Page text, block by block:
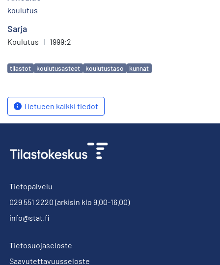
koulutus
Sarja
Koulutus | 1999:2
Avainsanat
tilastot koulutusasteet koulutustaso kunnat
Tietueen kaikki tiedot
Tietopalvelu
029 551 2220 (arkisin klo 9.00-16.00)
info@stat.fi
Tietosuojaseloste
Saavutettavuusseloste